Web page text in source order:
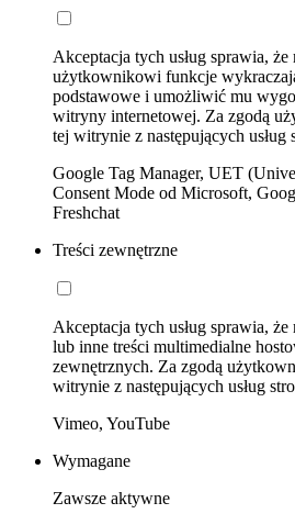
Akceptacja tych usług sprawia,
użytkownikowi funkcje
podstawowe i umożliwić mu
witryny internetowej. Za zgodą
tej witrynie z następujących usług
Google Tag Manager, UET
Consent Mode od Microsoft,
Freshchat
Treści zewnętrzne
Akceptacja tych usług sprawia,
lub inne treści multimedialne
zewnętrznych. Za zgodą
witrynie z następujących usług
Vimeo, YouTube
Wymagane
Zawsze aktywne